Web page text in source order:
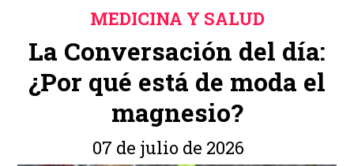
La Conversación del día:
¿Por qué está de moda el
magnesio?
MEDICINA Y SALUD
07 de julio de 2026